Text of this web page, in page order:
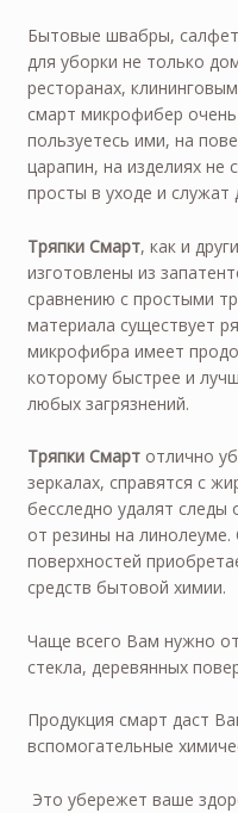
Бытовые швабры,
для уборки не только
ресторанах,
смарт микрофибер
пользуетесь ими, на
царапин, на изделиях не
просты в уходе и служат
Тряпки Смарт, как и
изготовлены из
сравнению с простыми
материала существует
микрофибра имеет
которому быстрее и
любых загрязнений.
Тряпки Смартотлично
зеркалах, справятся с
бесследно удалят
от резины на
поверхностей
средств бытовой химии.
Чаще всего Вам нужно
стекла, деревянных
Продукция смарт даст
вспомогательные
Это убережет ваше